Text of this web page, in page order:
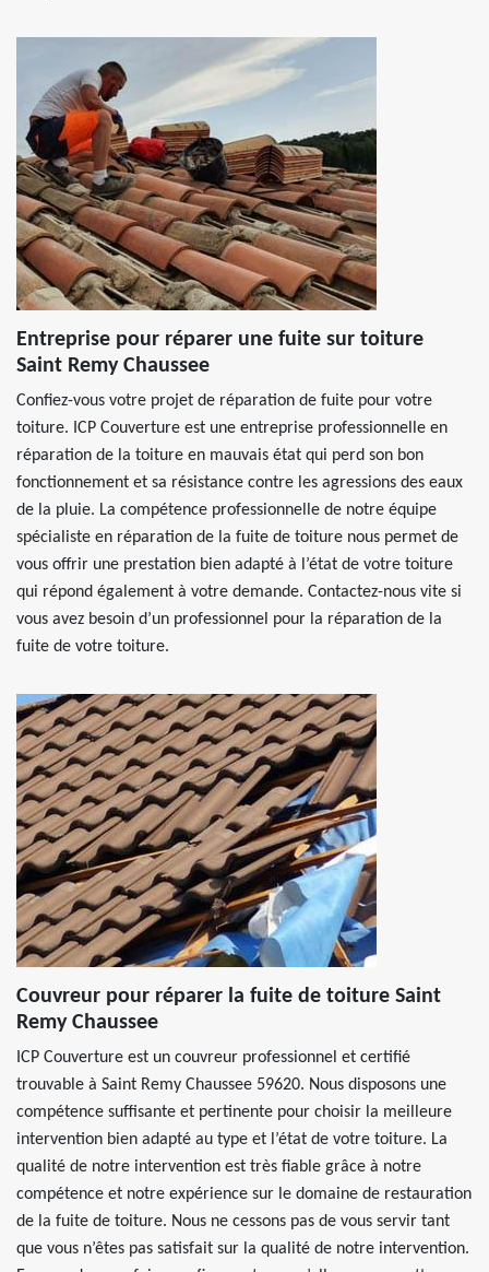
Entreprise pour réparer une fuite sur toiture
Saint Remy Chaussee
Confiez-vous votre projet de réparation de fuite pour votre
toiture. ICP Couverture est une entreprise professionnelle en
réparation de la toiture en mauvais état qui perd son bon
fonctionnement et sa résistance contre les agressions des eaux
de la pluie. La compétence professionnelle de notre équipe
spécialiste en réparation de la fuite de toiture nous permet de
vous offrir une prestation bien adapté à l’état de votre toiture
qui répond également à votre demande. Contactez-nous vite si
vous avez besoin d’un professionnel pour la réparation de la
fuite de votre toiture.
Couvreur pour réparer la fuite de toiture Saint
Remy Chaussee
ICP Couverture est un couvreur professionnel et certifié
trouvable à Saint Remy Chaussee 59620. Nous disposons une
compétence suffisante et pertinente pour choisir la meilleure
intervention bien adapté au type et l’état de votre toiture. La
qualité de notre intervention est très fiable grâce à notre
compétence et notre expérience sur le domaine de restauration
de la fuite de toiture. Nous ne cessons pas de vous servir tant
que vous n’êtes pas satisfait sur la qualité de notre intervention.